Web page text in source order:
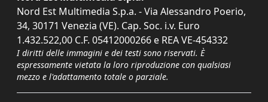
Nord Est Multimedia S.p.a. - Via Alessandro Poerio,
34, 30171 Venezia (VE). Cap. Soc. i.v. Euro
1.432.522,00 C.F. 05412000266 e REA VE-454332
I diritti delle immagini e dei testi sono riservati. È
espressamente vietata la loro riproduzione con qualsiasi
mezzo e l'adattamento totale o parziale.